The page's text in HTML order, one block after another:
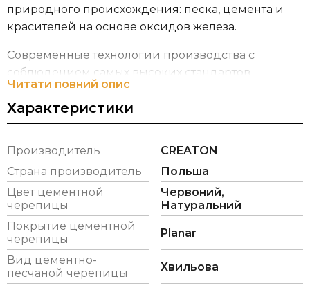
природного происхождения: песка, цемента и
красителей на основе оксидов железа.
Современные технологии производства с
соблюдением самых высоких стандартов
качества делают цементную черепицу от
польского производителя CREATON,
долговечной и способной противостоять
среды, особенно экстремальным колебаниям
температуры. Идеально подходит для кровель
домов с современной или классической
архитектурой.
Размеры (прибл.)
мм
Читати повний опис
Характеристики
Производитель
CREATON
Страна производитель
Польша
Цвет цементной
черепицы
Червоний,
Натуральний
Покрытие цементной
черепицы
Planar
Вид цементно-
песчаной черепицы
Хвильова